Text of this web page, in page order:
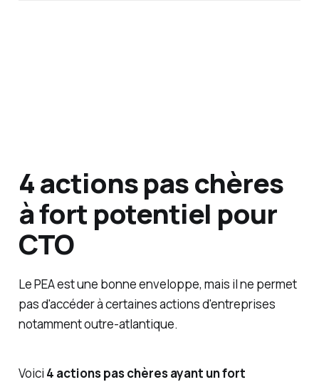
4 actions pas chères
à fort potentiel pour
CTO
Le PEA est une bonne enveloppe, mais il ne permet
pas d'accéder à certaines actions d'entreprises
notamment outre-atlantique.
Voici 4 actions pas chères ayant un fort